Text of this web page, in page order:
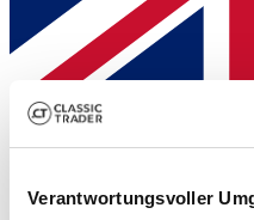
Verantwortungsvoller
Händler